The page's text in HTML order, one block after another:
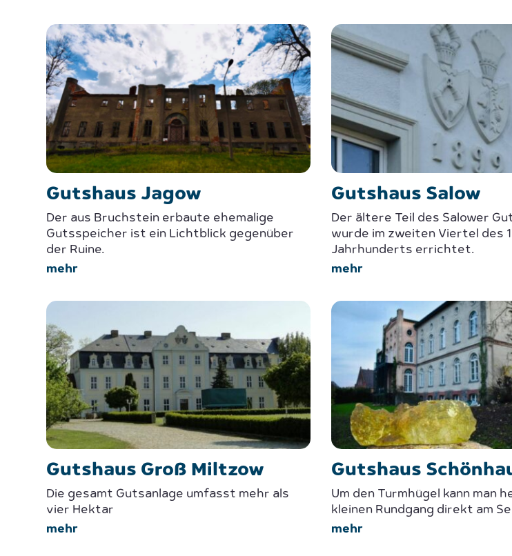
Gutshaus Jagow
Der aus Bruchstein erbaute ehemalige
Gutsspeicher ist ein Lichtblick gegenüber
der Ruine.
mehr
Gutshaus Salow
Der ältere Teil des Salower
wurde im zweiten Viertel des
Jahrhunderts errichtet.
mehr
Gutshaus Groß Miltzow
Die gesamt Gutsanlage umfasst mehr als
vier Hektar
mehr
Gutshaus
Um den Turmhügel kann man
kleinen Rundgang direkt am
mehr